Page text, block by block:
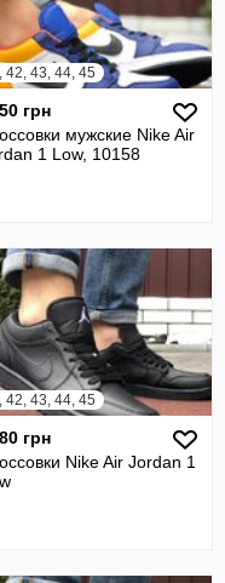
42, 43, 44, 45
грн
мужские Nike Air
1 Low, 10158
42, 43, 44, 45
грн
Nike Air Jordan 1